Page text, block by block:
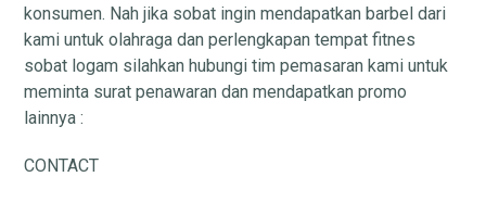
konsumen. Nah jika sobat ingin mendapatkan barbel dari
kami untuk olahraga dan perlengkapan tempat fitnes
sobat logam silahkan hubungi tim pemasaran kami untuk
meminta surat penawaran dan mendapatkan promo
lainnya :
CONTACT